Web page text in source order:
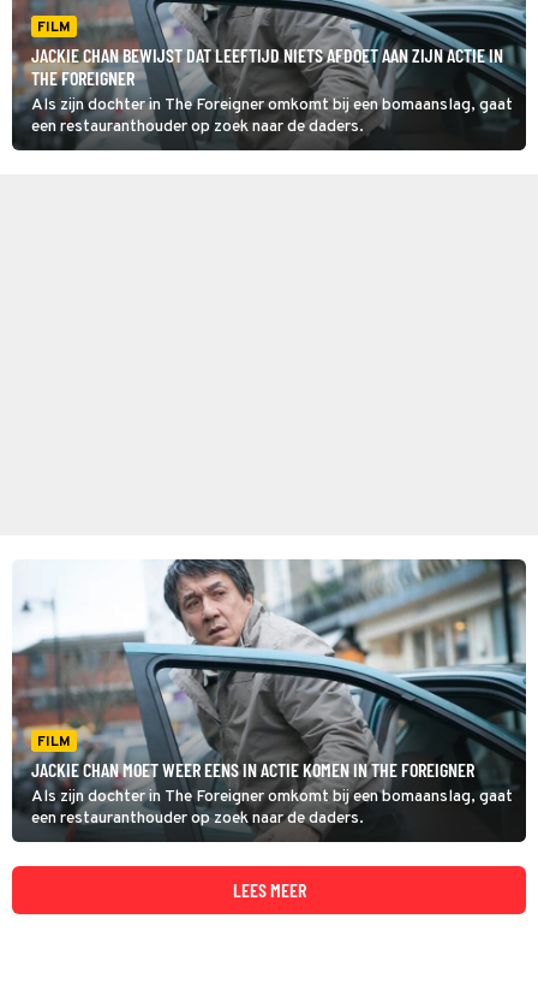
FILM
JACKIE CHAN BEWIJST DAT LEEFTIJD NIETS AFDOET AAN ZIJN ACTIE IN
THE FOREIGNER
Als zijn dochter in The Foreigner omkomt bij een bomaanslag, gaat
een restauranthouder op zoek naar de daders.
FILM
JACKIE CHAN MOET WEER EENS IN ACTIE KOMEN IN THE FOREIGNER
Als zijn dochter in The Foreigner omkomt bij een bomaanslag, gaat
een restauranthouder op zoek naar de daders.
LEES MEER